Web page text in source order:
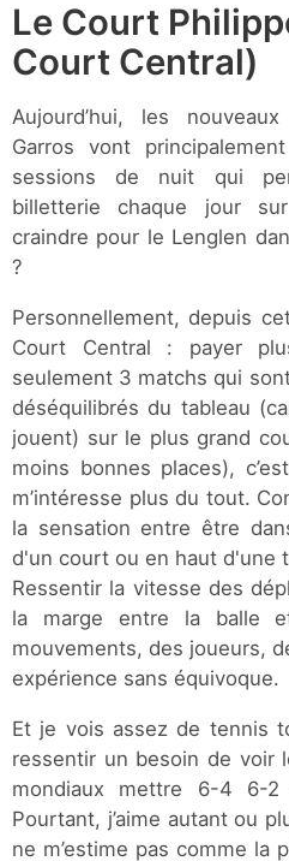
Le Court
Court Central)
Aujourd’hui, les
Garros vont
sessions de nuit qui
billetterie chaque jour
craindre pour le Lenglen
?
Personnellement, depuis
Court Central : payer
seulement 3 matchs qui
déséquilibrés du tableau
jouent) sur le plus grand
moins bonnes places),
m’intéresse plus du tout.
la sensation entre être
d'un court ou en haut d'une
Ressentir la vitesse des
la marge entre la balle
mouvements, des joueurs,
expérience sans équivoque.
Et je vois assez de tennis
ressentir un besoin de voir
mondiaux mettre 6-4 6-
Pourtant, j’aime autant ou
ne m’estime pas comme la